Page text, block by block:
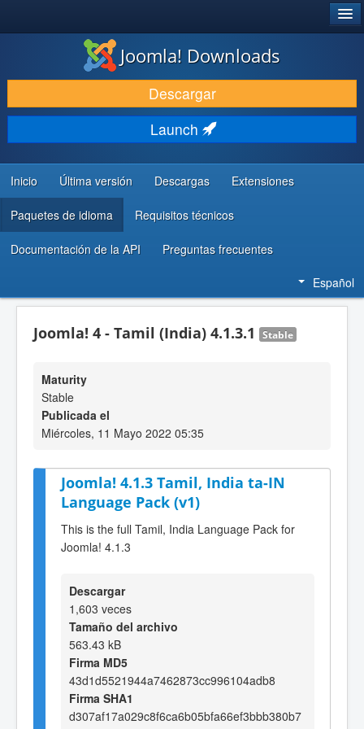
DESCARGAR & EXTENDER
DESCUBRE & APRENDE
COMUNIDAD & SOPORTE
RECURSOS PARA DESARROLLADORES
Joomla! Downloads
Descargar
Launch
Inicio Última versión Descargas Extensiones
Paquetes de idioma Requisitos técnicos
Documentación de la API Preguntas frecuentes
Español
Joomla! 4 - Tamil (India) 4.1.3.1 Stable
Maturity
Stable
Publicada el
Miércoles, 11 Mayo 2022 05:35
Joomla! 4.1.3 Tamil, India ta-IN
Language Pack (v1)
This is the full Tamil, India Language Pack for
Joomla! 4.1.3
Descargar
1,603 veces
Tamaño del archivo
563.43 kB
Firma MD5
43d1d5521944a7462873cc996104adb8
Firma SHA1
d307af17a029c8f6ca6b05bfa66ef3bbb380b7